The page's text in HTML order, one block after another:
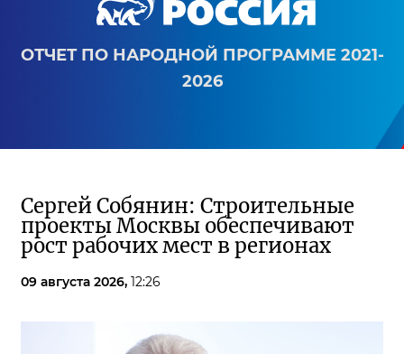
ОТЧЕТ ПО НАРОДНОЙ ПРОГРАММЕ 2021-
2026
Сергей Собянин: Строительные
проекты Москвы обеспечивают
рост рабочих мест в регионах
09 августа 2026, 12:26